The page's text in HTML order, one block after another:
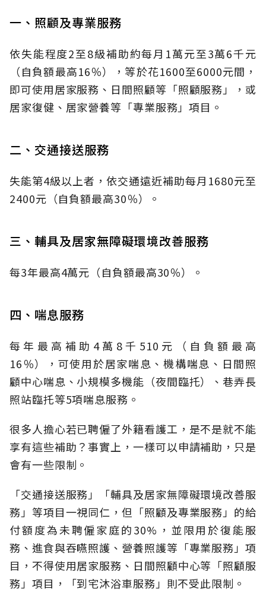
一、照顧及專業服務
依失能程度2至8級補助約每月1萬元至3萬6千元
（自負額最高16％），等於花1600至6000元間，
即可使用居家服務、日間照顧等「照顧服務」，或
居家復健、居家營養等「專業服務」項目。
二、交通接送服務
失能第4級以上者，依交通遠近補助每月1680元至
2400元（自負額最高30％）。
三、輔具及居家無障礙環境改善服務
每3年最高4萬元（自負額最高30％）。
四、喘息服務
每年最高補助4萬8千510元（自負額最高
16％），可使用於居家喘息、機構喘息、日間照
顧中心喘息、小規模多機能（夜間臨托）、巷弄長
照站臨托等5項喘息服務。
很多人擔心若已聘僱了外籍看護工，是不是就不能
享有這些補助？事實上，一樣可以申請補助，只是
會有一些限制。
「交通接送服務」「輔具及居家無障礙環境改善服
務」等項目一視同仁，但「照顧及專業服務」的給
付額度為未聘僱家庭的30%，並限用於復能服
務、進食與吞嚥照護、營養照護等「專業服務」項
目，不得使用居家服務、日間照顧中心等「照顧服
務」項目，「到宅沐浴車服務」則不受此限制。